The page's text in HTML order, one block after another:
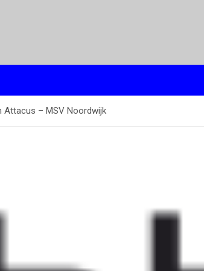
Attacus – MSV Noordwijk